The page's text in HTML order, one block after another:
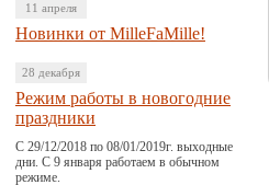
11 апреля
Новинки от MilleFaMille!
28 декабря
Режим работы в новогодние
праздники
С 29/12/2018 по 08/01/2019г. выходные
дни. С 9 января работаем в обычном
режиме.